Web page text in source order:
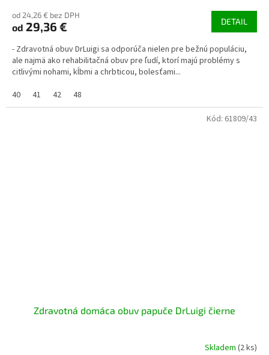
od 24,26 € bez DPH
od 29,36 € DETAIL
- Zdravotná obuv DrLuigi sa odporúča nielen pre bežnú populáciu,
ale najmä ako rehabilitačná obuv pre ľudí, ktorí majú problémy s
citlivými nohami, kĺbmi a chrbticou, bolesťami...
40
41 42 48
Zdravotná domáca obuv papuče DrLuigi čierne
Skladem (2 ks)
Kód: 61809/43